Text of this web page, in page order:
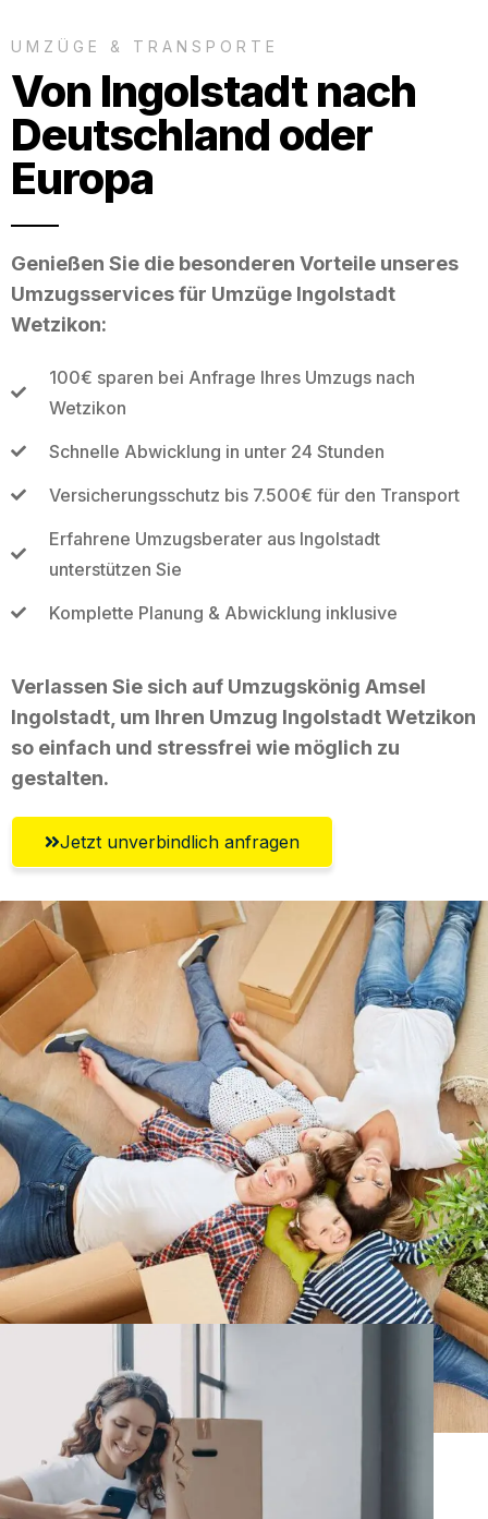
UMZÜGE & TRANSPORTE
Von Ingolstadt nach
Deutschland oder
Europa
Genießen Sie die besonderen Vorteile unseres
Umzugsservices für Umzüge Ingolstadt
Wetzikon:
100€ sparen bei Anfrage Ihres Umzugs nach
Wetzikon
Schnelle Abwicklung in unter 24 Stunden
Versicherungsschutz bis 7.500€ für den Transport
Erfahrene Umzugsberater aus Ingolstadt
unterstützen Sie
Komplette Planung & Abwicklung inklusive
Verlassen Sie sich auf Umzugskönig Amsel
Ingolstadt, um Ihren Umzug Ingolstadt Wetzikon
so einfach und stressfrei wie möglich zu
gestalten.
Jetzt unverbindlich anfragen